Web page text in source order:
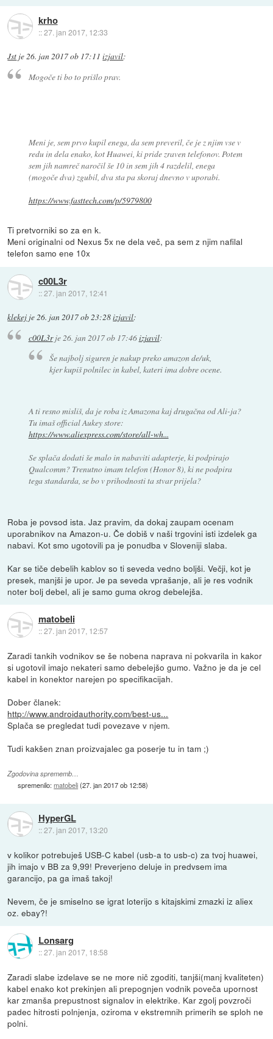
krho
::27. jan 2017, 12:33
Jst je26. jan 2017 ob 17:11 izjavil:
Mogoče ti bo to prišlo prav.
Meni je, sem prvo kupil enega, da sem preveril, če je z njim vse v
redu in dela enako, kot Huawei, ki pride zraven telefonov. Potem
sem jih namreč naročil še 10 in sem jih 4 razdelil, enega
(mogoče dva) zgubil, dva sta pa skoraj dnevno v uporabi.
https://www.fasttech.com/p/5979800
Ti pretvorniki so za en k.
Meni originalni od Nexus 5x ne dela več, pa sem z njim nafilal
telefon samo ene 10x
c00L3r
::27. jan 2017, 12:41
klekej je26. jan 2017 ob 23:28izjavil:
c00L3rje26. jan 2017 ob 17:46izjavil:
Še najbolj siguren je nakup preko amazon de/uk,
kjer kupiš polnilec in kabel, kateri ima dobre ocene.
A ti resno misliš, da je roba iz Amazona kaj drugačna od Ali-ja?
Tu imaš official Aukey store:
https://www.aliexpress.com/store/all-wh...
Se splača dodati še malo in nabaviti adapterje, ki podpirajo
Qualcomm? Trenutno imam telefon (Honor 8), ki ne podpira
tega standarda, se bo v prihodnosti ta stvar prijela?
Roba je povsod ista. Jaz pravim, da dokaj zaupam ocenam
uporabnikov na Amazon-u. Če dobiš v naši trgovini isti izdelek ga
nabavi. Kot smo ugotovili pa je ponudba v Sloveniji slaba.
Kar se tiče debelih kablov so ti seveda vedno boljši. Večji, kot je
presek, manjši je upor. Je pa seveda vprašanje, ali je res vodnik
noter bolj debel, ali je samo guma okrog debelejša.
matobeli
::27. jan 2017, 12:57
Zaradi tankih vodnikov se še nobena naprava ni pokvarila in kakor
si ugotovil imajo nekateri samo debelejšo gumo. Važno je da je cel
kabel in konektor narejen po specifikacijah.
Dober članek:
http://www.androidauthority.com/best-us...
Splača se pregledat tudi povezave v njem.
Tudi kakšen znan proizvajalec ga poserje tu in tam ;)
Zgodovina sprememb…
spremenilo:matobeli(27. jan 2017 ob 12:58)
HyperGL
::27. jan 2017, 13:20
v kolikor potrebuješ USB-C kabel (usb-a to usb-c) za tvoj huawei,
jih imajo v BB za 9,99! Preverjeno deluje in predvsem ima
garancijo, pa ga imaš takoj!
Nevem, če je smiselno se igrat loterijo s kitajskimi zmazki iz aliex
oz. ebay?!
Lonsarg
::27. jan 2017, 18:58
Zaradi slabe izdelave se ne more nič zgoditi, tanjši(manj kvaliteten)
kabel enako kot prekinjen ali prepognjen vodnik poveča upornost
kar zmanša prepustnost signalov in elektrike. Kar zgolj povzroči
padec hitrosti polnjenja, oziroma v ekstremnih primerih se sploh ne
polni.